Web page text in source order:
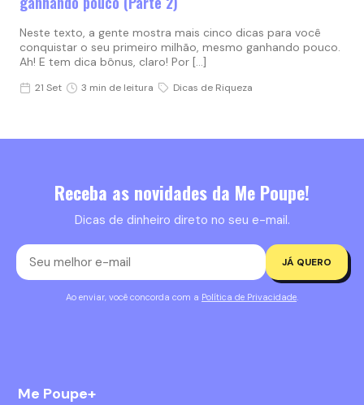
Neste texto, a gente mostra mais cinco dicas para você
conquistar o seu primeiro milhão, mesmo ganhando pouco.
Ah! E tem dica bônus, claro! Por […]
21 Set 3 min de leitura Dicas de Riqueza
Receba as novidades da Me Poupe!
Dicas de dinheiro direto no seu e-mail.
JÁ QUERO
Ao enviar, você concorda com a Política de Privacidade.
Me Poupe+